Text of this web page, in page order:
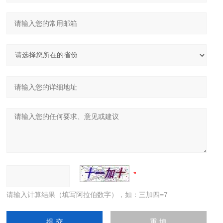
请输入计算结果（填写阿拉伯数字），如：三加四=7